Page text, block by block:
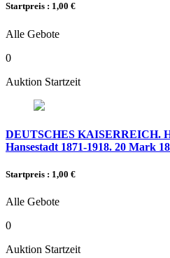
Startpreis : 1,00 €
Alle Gebote
0
Auktion Startzeit
DEUTSCHES KAISERREICH.
Hansestadt 1871-1918. 20 Mark
Startpreis : 1,00 €
Alle Gebote
0
Auktion Startzeit